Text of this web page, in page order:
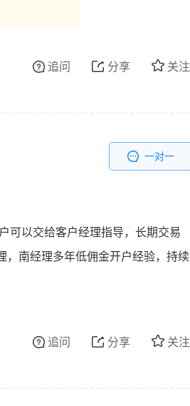
关注
分享
追问
一对一
可以交给客户经理指导，长期交易
，南经理多年低佣金开户经验，持续
关注
分享
追问